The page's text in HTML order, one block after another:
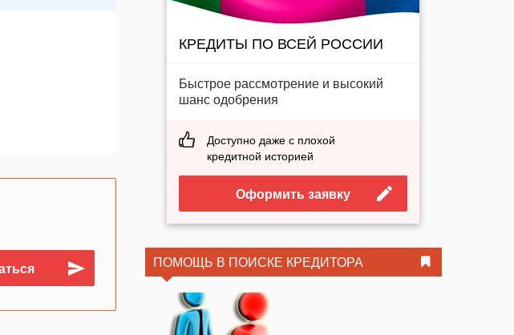
КРЕДИТЫ ПО ВСЕЙ РОССИИ
Быстрое рассмотрение и высокий
шанс одобрения
Доступно даже с плохой
кредитной историей
Оформить заявку
ПОМОЩЬ В ПОИСКЕ КРЕДИТОРА